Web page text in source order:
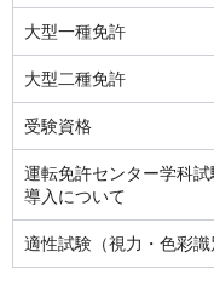
大型一種免許
大型二種免許
受験資格
運転免許センター学科
導入について
適性試験（視力・色彩識